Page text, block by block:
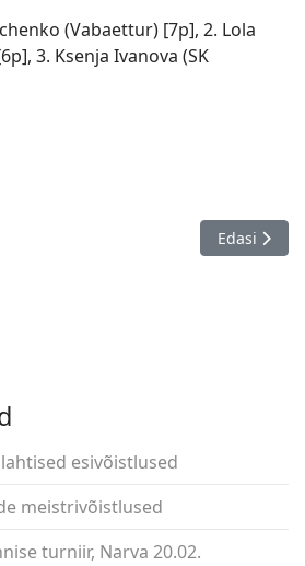
(Vabaettur) [7p], 2. Lola
3. Ksenja Ivanova (SK
meistrivõistlused kiirmales,Järgmine
Edasi
esivõistlused
meistrivõistlused
turniir, Narva 20.02.